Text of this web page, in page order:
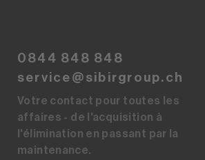
0844 848 848
service@sibirgroup.ch
Votre contact pour toutes les
affaires - de l'acquisition à
l'élimination en passant par la
maintenance.